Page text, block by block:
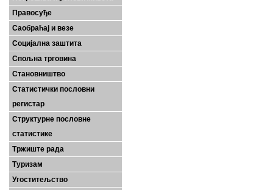
Правосуђе
Саобраћај и везе
Социјална заштита
Спољна трговина
Становништво
Статистички пословни
регистар
Структурне пословне
статистике
Тржиште рада
Туризам
Угоститељство